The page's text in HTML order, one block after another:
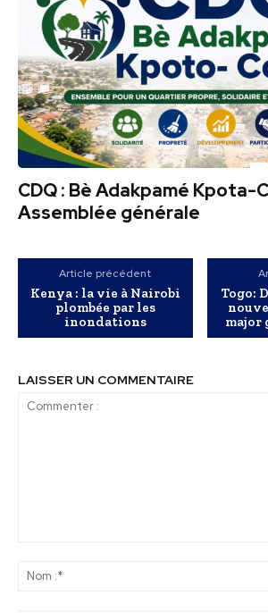
CDQ : Bè Adakpamé Kpota-
Assemblée générale
Article précédent
Kenya : la vie à Nairobi
plombée par les
inondations
Togo:
major
LAISSER UN COMMENTAIRE